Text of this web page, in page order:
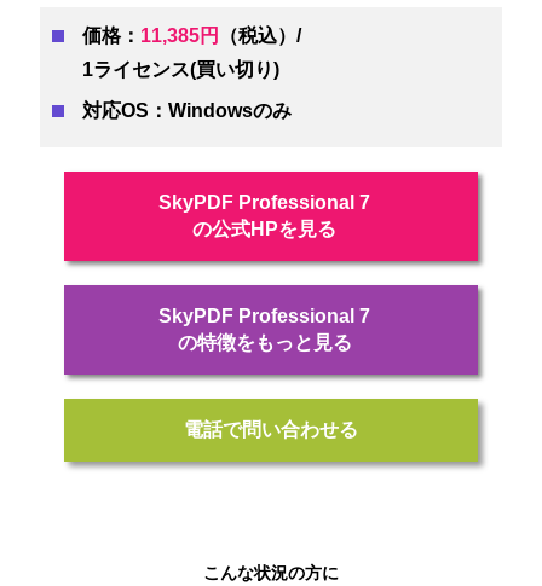
価格： 11,385円
（税込）/
1ライセンス(買い切り)
対応OS：Windowsのみ
SkyPDF Professional 7
の公式HPを見る
SkyPDF Professional 7
の特徴をもっと見る
電話で問い合わせる
こんな状況の方に